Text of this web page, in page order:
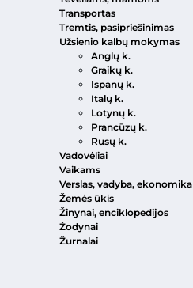
Transportas
Tremtis, pasipriešinimas
Užsienio kalbų mokymas
Anglų k.
Graikų k.
Ispanų k.
Italų k.
Lotynų k.
Prancūzų k.
Rusų k.
Vadovėliai
Vaikams
Verslas, vadyba, ekonomika
Žemės ūkis
Žinynai, enciklopedijos
Žodynai
Žurnalai